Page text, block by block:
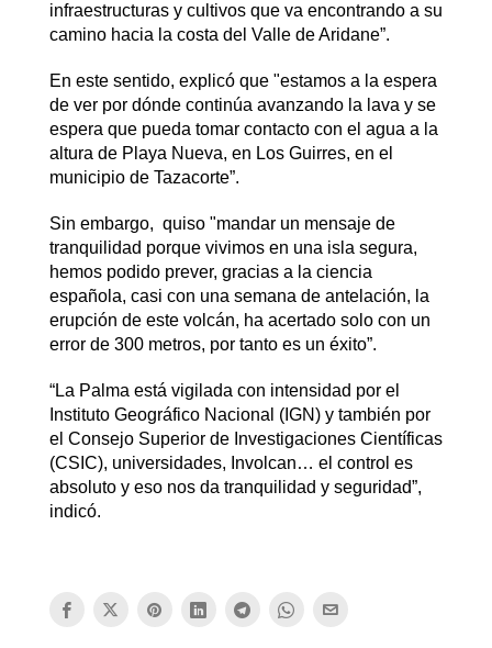
infraestructuras y cultivos que va encontrando a su
camino hacia la costa del Valle de Aridane”.
En este sentido, explicó que "estamos a la espera
de ver por dónde continúa avanzando la lava y se
espera que pueda tomar contacto con el agua a la
altura de Playa Nueva, en Los Guirres, en el
municipio de Tazacorte”.
Sin embargo, quiso "mandar un mensaje de
tranquilidad porque vivimos en una isla segura,
hemos podido prever, gracias a la ciencia
española, casi con una semana de antelación, la
erupción de este volcán, ha acertado solo con un
error de 300 metros, por tanto es un éxito”.
“La Palma está vigilada con intensidad por el
Instituto Geográfico Nacional (IGN) y también por
el Consejo Superior de Investigaciones Científicas
(CSIC), universidades, Involcan… el control es
absoluto y eso nos da tranquilidad y seguridad”,
indicó.